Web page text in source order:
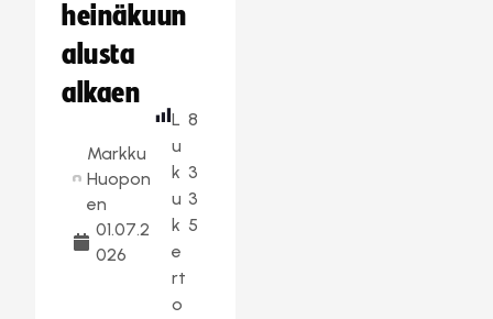
heinäkuun
alusta
alkaen
Markku
Huopon
en
01.07.2
026
L
u
k
u
k
e
rt
o
8
3
3
5